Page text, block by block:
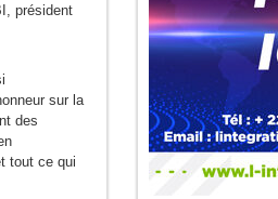
président
sur la
des
tout ce qui